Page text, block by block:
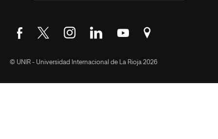
Síguenos en Facebook
Síguenos en Twitter
Síguenos en Instagram
Síguenos en LinkedIn
Síguenos en YouTube
Encuéntranos en
© UNIR - Universidad Internacional de La Rioja 2026